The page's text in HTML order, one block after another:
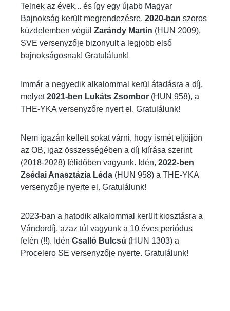
Telnek az évek... és így egy újabb Magyar
Bajnokság került megrendezésre. 2020-ban szoros
küzdelemben végül Zarándy Martin (HUN 2009),
SVE versenyzője bizonyult a legjobb első
bajnokságosnak! Gratulálunk!
Immár a negyedik alkalommal kerül átadásra a díj,
melyet2021-ben Lukáts Zsombor (HUN 958), a
THE-YKA versenyzőre nyert el. Gratulálunk!
Nem igazán kellett sokat várni, hogy ismét eljöjjön
az OB, igaz összességében a díj kiírása szerint
(2018-2028) félidőben vagyunk. Idén, 2022-ben
Zsédai Anasztázia Léda (HUN 958) a THE-YKA
versenyzője nyerte el. Gratulálunk!
2023-ban a hatodik alkalommal került kiosztásra a
Vándordíj, azaz túl vagyunk a 10 éves periódus
felén (!!). Idén Csalló Bulcsú (HUN 1303) a
Procelero SE versenyzője nyerte. Gratulálunk!